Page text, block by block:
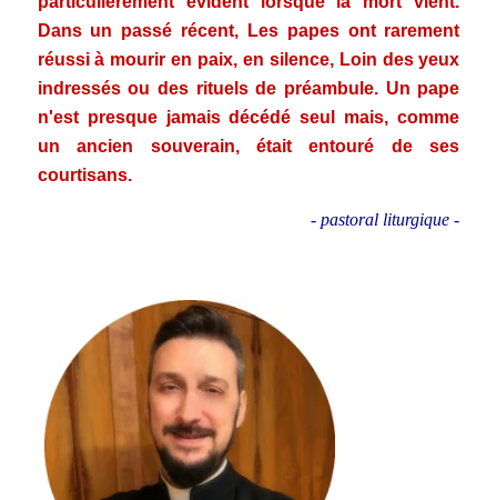
Dans un passé récent, Les papes ont rarement
réussi à mourir en paix, en silence, Loin des yeux
indressés ou des rituels de préambule. Un pape
n'est presque jamais décédé seul mais, comme
un ancien souverain, était entouré de ses
courtisans.
- pastoral liturgique -